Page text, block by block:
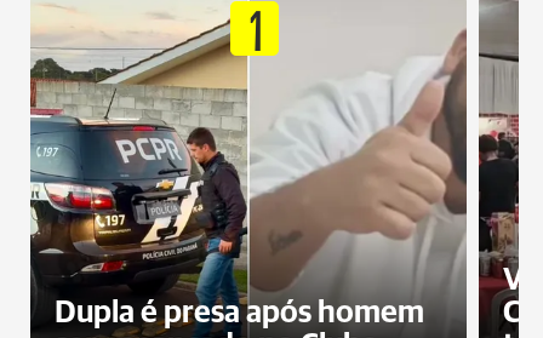
1
Dupla é presa após homem